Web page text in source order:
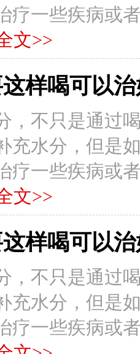
疗一些疾病或
文>>
样喝可以
，不只是通过
充水分，但是
疗一些疾病或
文>>
样喝可以
，不只是通过
充水分，但是
疗一些疾病或